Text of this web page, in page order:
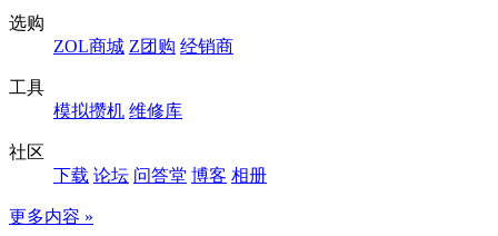
选购
ZOL商城 Z团购 经销商
工具
模拟攒机 维修库
社区
下载 论坛 问答堂 博客 相册
更多内容 »